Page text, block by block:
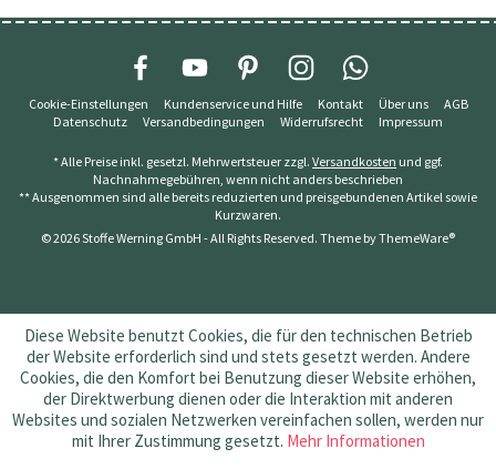
Cookie-Einstellungen Kundenservice und Hilfe Kontakt Über uns
AGB
Datenschutz
Versandbedingungen Widerrufsrecht Impressum
* Alle Preise inkl. gesetzl. Mehrwertsteuer zzgl. Versandkosten und ggf.
Nachnahmegebühren, wenn nicht anders beschrieben
** Ausgenommen sind alle bereits reduzierten und preisgebundenen Artikel sowie
Kurzwaren.
© 2026 Stoffe Werning GmbH - All Rights Reserved. Theme byThemeWare®
Diese Website benutzt Cookies, die für den technischen Betrieb
der Website erforderlich sind und stets gesetzt werden. Andere
Cookies, die den Komfort bei Benutzung dieser Website erhöhen,
der Direktwerbung dienen oder die Interaktion mit anderen
Websites und sozialen Netzwerken vereinfachen sollen, werden nur
mit Ihrer Zustimmung gesetzt. Mehr Informationen